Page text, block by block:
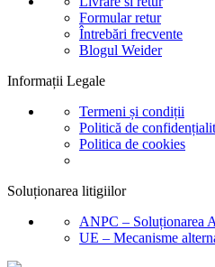
Formular retur
Întrebări frecvente
Blogul Weider
Informații Legale
Termeni și condiții
Politică de
Politica de cookies
Soluționarea litigiilor
ANPC – Soluționarea
UE – Mecanisme